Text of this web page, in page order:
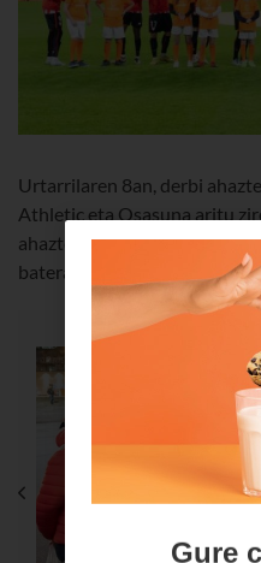
Urtarrilaren 8an, derbi
Athletic eta Osasuna aritu
ahaztezinagoa izan zen
batera ateratzeko aukera
Gure